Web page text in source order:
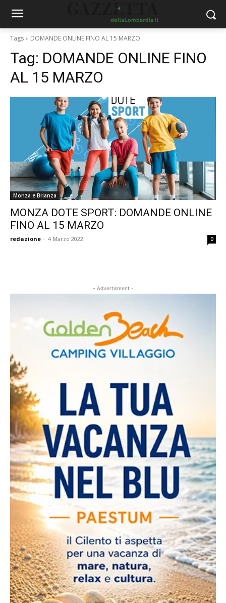
Tags DOMANDE ONLINE FINO AL 15 MARZO
Tag: DOMANDE ONLINE FINO
AL 15 MARZO
Monza e Brianza
MONZA DOTE SPORT: DOMANDE ONLINE
FINO AL 15 MARZO
redazione - 4 Marzo 2022 0
- Advertisment -